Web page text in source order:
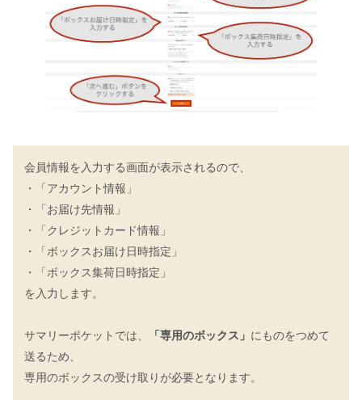
会員情報を入力する画面が表示されるので、
・「アカウント情報」
・「お届け先情報」
・「クレジットカード情報」
・「ボックスお届け日時指定」
・「ボックス集荷日時指定」
を入力します。
サマリーポケットでは、 「専用のボックス」 にものをつめて
送るため、
専用のボックスの受け取りが必要となります。